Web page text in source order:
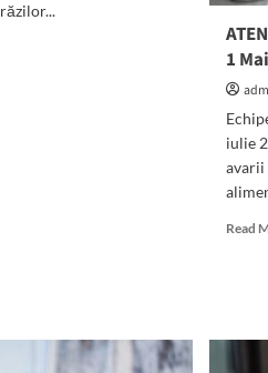
1
iulie
avarii
Read